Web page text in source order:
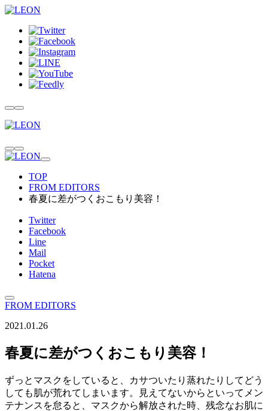
TOP
FROM EDITORS
春夏に差がつくおこもり美容！
Twitter
Facebook
Line
Mail
Pocket
Hatena
FROM EDITORS
2021.01.26
春夏に差がつくおこもり美容！
ずっとマスクをしていると、カサついたり蒸れたりしてどう
しても肌が荒れてしまいます。見えてないからといってメン
テナンスを怠ると、マスクから解放された時、残念なお肌に